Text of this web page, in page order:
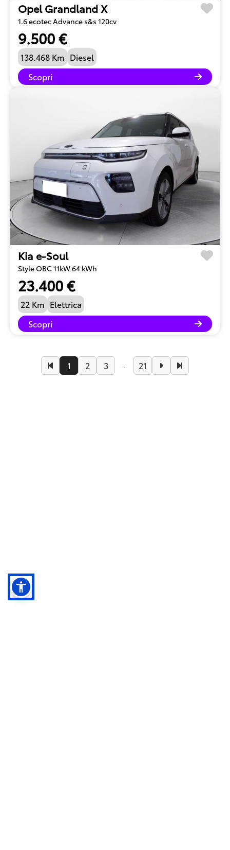
Opel Grandland X
1.6 ecotec Advance s&s 120cv
9.500 €
138.468 Km Diesel
Scopri
Kia e-Soul
Style OBC 11kW 64 kWh
23.400 €
22 Km Elettrica
Scopri
1 2 3 ... 21